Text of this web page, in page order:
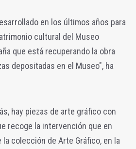
en los últimos años para
cultural del Museo
que está recuperando la obra
depositadas en el Museo", ha
hay piezas de arte gráfico con
recoge la intervención que en
colección de Arte Gráfico, en la